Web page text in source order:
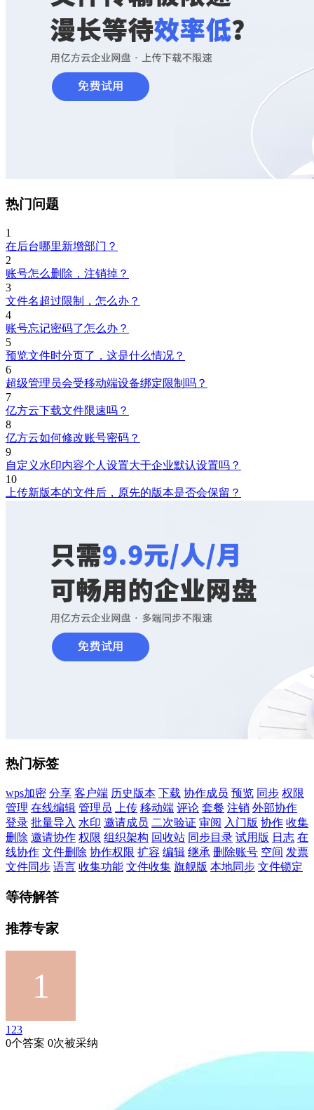
热门问题
1
在后台哪里新增部门？
2
账号怎么删除，注销掉？
3
文件名超过限制，怎么办？
4
账号忘记密码了怎么办？
5
预览文件时分页了，这是什么情况？
6
超级管理员会受移动端设备绑定限制吗？
7
亿方云下载文件限速吗？
8
亿方云如何修改账号密码？
9
自定义水印内容个人设置大于企业默认设置吗？
10
上传新版本的文件后，原先的版本是否会保留？
热门标签
wps加密 分享 客户端 历史版本 下载 协作成员 预览 同步 权限
管理 在线编辑 管理员 上传 移动端 评论 套餐 注销 外部协作
登录 批量导入 水印 邀请成员 二次验证 审阅 入门版 协作 收集
删除 邀请协作 权限 组织架构 回收站 同步目录 试用版 日志 在
线协作 文件删除 协作权限 扩容 编辑 继承 删除账号 空间 发票
文件同步 语言 收集功能 文件收集 旗舰版 本地同步 文件锁定
等待解答
推荐专家
123
0个答案 0次被采纳